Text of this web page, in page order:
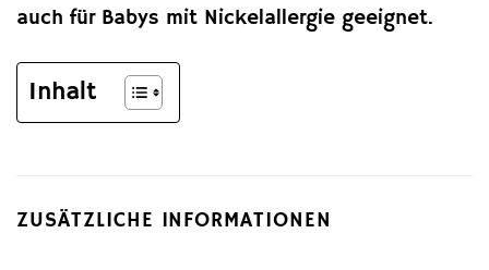
auch für Babys mit Nickelallergie geeignet.
Inhalt
ZUSÄTZLICHE INFORMATIONEN